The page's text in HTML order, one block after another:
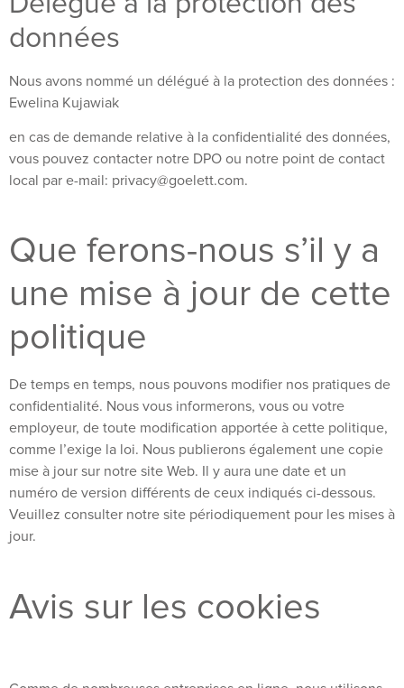
données
Nous avons nommé un délégué à la protection des données :
Ewelina Kujawiak
en cas de demande relative à la confidentialité des données,
vous pouvez contacter notre DPO ou notre point de contact
local par e-mail: privacy@goelett.com.
Que ferons-nous s’il y a
une mise à jour de cette
politique
De temps en temps, nous pouvons modifier nos pratiques de
confidentialité. Nous vous informerons, vous ou votre
employeur, de toute modification apportée à cette politique,
comme l’exige la loi. Nous publierons également une copie
mise à jour sur notre site Web. Il y aura une date et un
numéro de version différents de ceux indiqués ci-dessous.
Veuillez consulter notre site périodiquement pour les mises à
jour.
Avis sur les cookies